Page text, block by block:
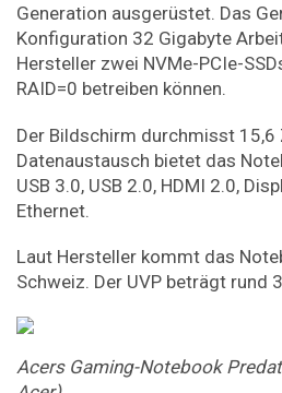
Generation ausgerüstet. Das
Konfiguration 32 Gigabyte
Hersteller zwei NVMe-PCIe-
RAID=0 betreiben können.
Der Bildschirm durchmisst 15,6
Datenaustausch bietet das
USB 3.0, USB 2.0, HDMI 2.0,
Ethernet.
Laut Hersteller kommt das
Schweiz. Der UVP beträgt rund
Acers Gaming-Notebook